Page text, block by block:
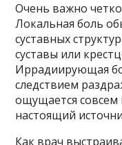
Очень важно
Локальная боль
суставных
суставы или
Иррадиирующая
следствием
ощущается совсем
настоящий
Как врач